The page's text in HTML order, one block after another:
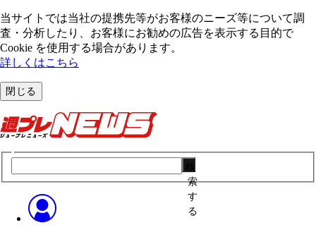
当サイトでは当社の提携先等がお客様のニーズ等について調
査・分析したり、お客様にお勧めの広告を表⽰する⽬的で
Cookie を使⽤する場合があります。
詳しくはこちら
閉じる
索
す
る